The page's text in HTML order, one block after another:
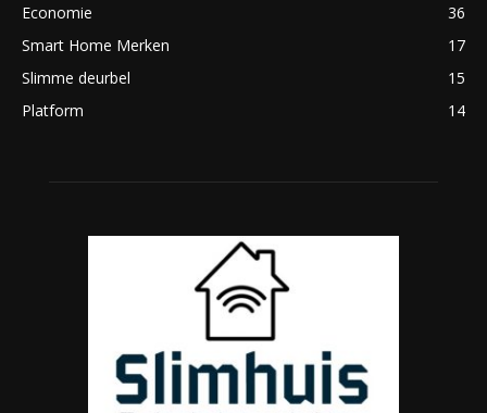
Economie
36
Smart Home Merken
17
Slimme deurbel
15
Platform
14